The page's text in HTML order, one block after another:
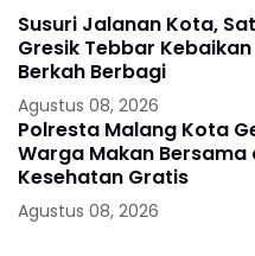
Susuri Jalanan Kota,
Gresik Tebbar
Berkah Berbagi
Agustus 08, 2026
Polresta Malang Kota
Warga Makan Bersama
Kesehatan Gratis
Agustus 08, 2026